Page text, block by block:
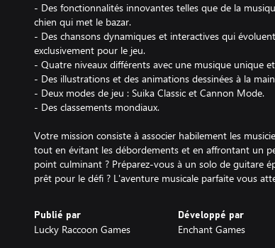
- Des fonctionnalités innovantes telles que de la
chien qui met le bazar.
- Des chansons dynamiques et interactives qui
exclusivement pour le jeu.
- Quatre niveaux différents avec une musique unique
- Des illustrations et des animations dessinées à la
- Deux modes de jeu : Suika Classic et Cannon Mode.
- Des classements mondiaux.
Votre mission consiste à associer habilement les
tout en évitant les débordements et en affrontant un
point culminant ? Préparez-vous à un solo de guitare
prêt pour le défi ? L'aventure musicale parfaite vous
Publié par
Lucky Raccoon Games
Développé par
Enchant Games